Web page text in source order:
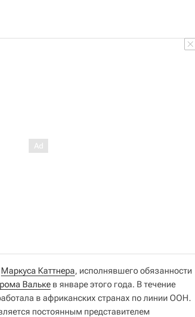
Маркуса Каттнера, исполнявшего обязанности
Вальке в январе этого года. В течение
в африканских странах по линии ООН.
постоянным представителем